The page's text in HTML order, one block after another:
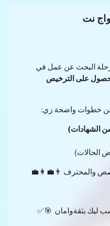
نت
رحلة البحث عن عمل في
على الترخيص
عن خطوات واضحة زي:
الحالات)
والمحترف 👨‍💼👩‍💼
ليك بثقةوامان 🎯✅